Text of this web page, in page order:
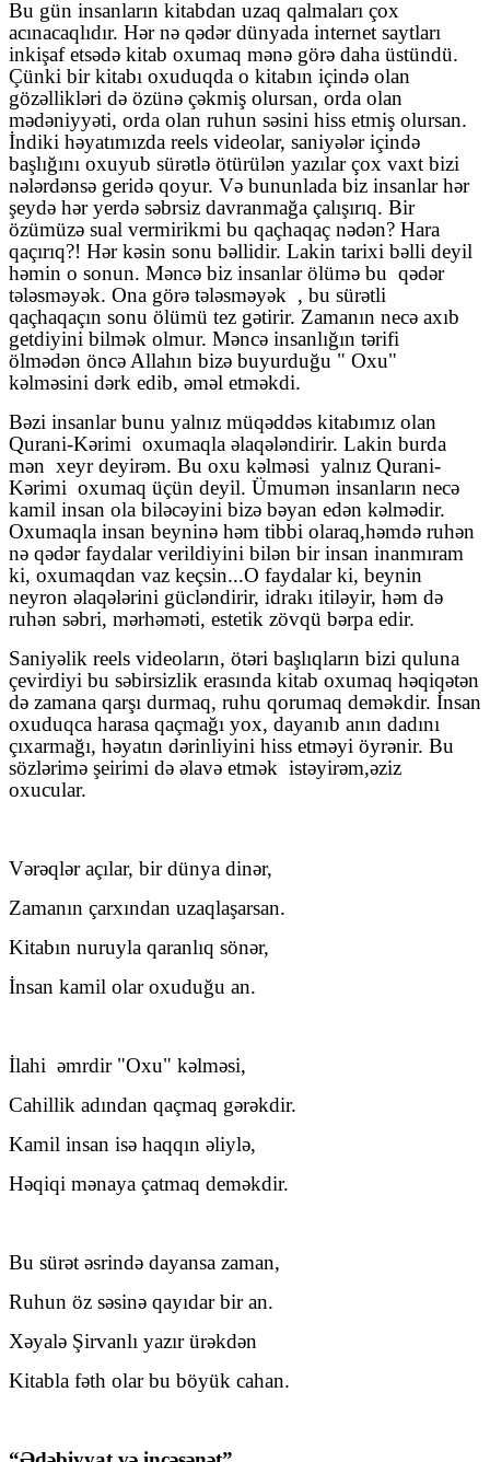
Bu gün insanların kitabdan uzaq qalmaları çox
acınacaqlıdır. Hər nə qədər dünyada internet saytları
inkişaf etsədə kitab oxumaq mənə görə daha üstündü.
Çünki bir kitabı oxuduqda o kitabın içində olan
gözəllikləri də özünə çəkmiş olursan, orda olan
mədəniyyəti, orda olan ruhun səsini hiss etmiş olursan.
İndiki həyatımızda reels videolar, saniyələr içində
başlığını oxuyub sürətlə ötürülən yazılar çox vaxt bizi
nələrdənsə geridə qoyur. Və bununlada biz insanlar hər
şeydə hər yerdə səbrsiz davranmağa çalışırıq. Bir
özümüzə sual vermirikmi bu qaçhaqaç nədən? Hara
qaçırıq?! Hər kəsin sonu bəllidir. Lakin tarixi bəlli deyil
həmin o sonun. Məncə biz insanlar ölümə bu qədər
tələsməyək. Ona görə tələsməyək , bu sürətli
qaçhaqaçın sonu ölümü tez gətirir. Zamanın necə axıb
getdiyini bilmək olmur. Məncə insanlığın tərifi
ölmədən öncə Allahın bizə buyurduğu " Oxu"
kəlməsini dərk edib, əməl etməkdi.
Bəzi insanlar bunu yalnız müqəddəs kitabımız olan
Qurani-Kərimi oxumaqla əlaqələndirir. Lakin burda
mən xeyr deyirəm. Bu oxu kəlməsi yalnız Qurani-
Kərimi oxumaq üçün deyil. Ümumən insanların necə
kamil insan ola biləcəyini bizə bəyan edən kəlmədir.
Oxumaqla insan beyninə həm tibbi olaraq,həmdə ruhən
nə qədər faydalar verildiyini bilən bir insan inanmıram
ki, oxumaqdan vaz keçsin...O faydalar ki, beynin
neyron əlaqələrini gücləndirir, idrakı itiləyir, həm də
ruhən səbri, mərhəməti, estetik zövqü bərpa edir.
Saniyəlik reels videoların, ötəri başlıqların bizi quluna
çevirdiyi bu səbirsizlik erasında kitab oxumaq həqiqətən
də zamana qarşı durmaq, ruhu qorumaq deməkdir. İnsan
oxuduqca harasa qaçmağı yox, dayanıb anın dadını
çıxarmağı, həyatın dərinliyini hiss etməyi öyrənir. Bu
sözlərimə şeirimi də əlavə etmək istəyirəm,əziz
oxucular.
Vərəqlər açılar, bir dünya dinər,
Zamanın çarxından uzaqlaşarsan.
Kitabın nuruyla qaranlıq sönər,
İnsan kamil olar oxuduğu an.
İlahi əmrdir "Oxu" kəlməsi,
Cahillik adından qaçmaq gərəkdir.
Kamil insan isə haqqın əliylə,
Həqiqi mənaya çatmaq deməkdir.
Bu sürət əsrində dayansa zaman,
Ruhun öz səsinə qayıdar bir an.
Xəyalə Şirvanlı yazır ürəkdən
Kitabla fəth olar bu böyük cahan.